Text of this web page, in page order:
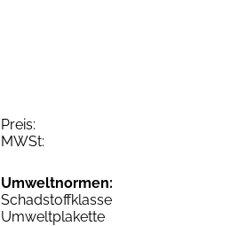
Preis:
MWSt:
Umweltnormen:
Schadstoffklasse
Umweltplakette